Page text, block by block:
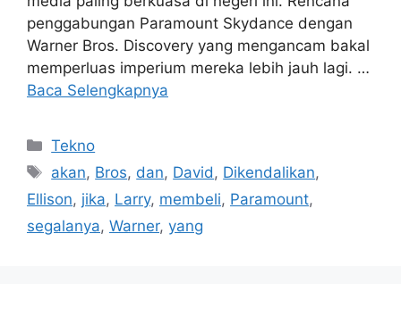
penggabungan Paramount Skydance dengan
Warner Bros. Discovery yang mengancam bakal
memperluas imperium mereka lebih jauh lagi. …
Baca Selengkapnya
Kategori
Tekno
Tag
akan, Bros, dan, David , Dikendalikan,
Ellison, jika, Larry, membeli, Paramount,
segalanya, Warner, yang